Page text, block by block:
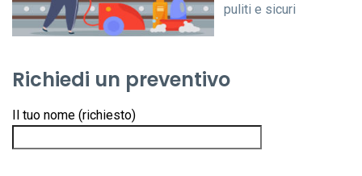
puliti e sicuri
Richiedi un preventivo
Il tuo nome (richiesto)